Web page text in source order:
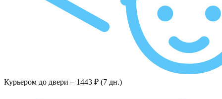
Курьером до двери – 1443 ₽ (7 дн.)